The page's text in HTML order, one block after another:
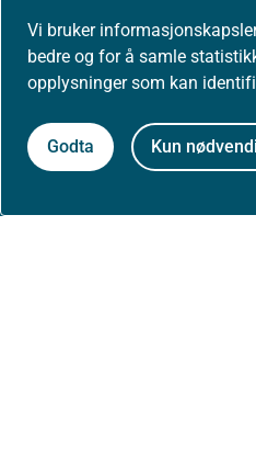
Vi bruker
bedre og for å samle
opplysninger som kan
Godta Kun
Om nettstedet
Personvernerklæring